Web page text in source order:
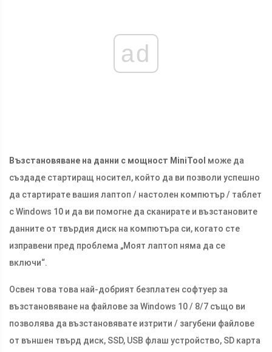
ad
Възстановяване на данни с мощност MiniTool може да
създаде стартиращ носител, който да ви позволи успешно
да стартирате вашия лаптоп / настолен компютър / таблет
с Windows 10 и да ви помогне да сканирате и възстановите
данните от твърдия диск на компютъра си, когато сте
изправени пред проблема „Моят лаптоп няма да се
включи“.
Освен това това най-добрият безплатен софтуер за
възстановяване на файлове за Windows 10 / 8/7 също ви
позволява да възстановявате изтрити / загубени файлове
от външен твърд диск, SSD, USB флаш устройство, SD карта